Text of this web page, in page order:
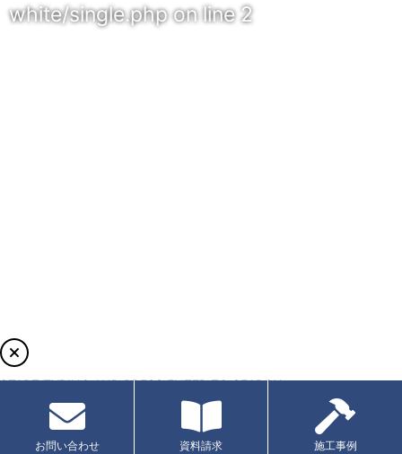
white/single.phpon line2
お問い合わせ 資料請求 施工事例
START TYPING AND PRESS ENTER TO SEARCH